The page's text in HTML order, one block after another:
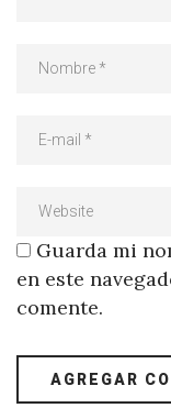
Guarda mi
en este
comente.